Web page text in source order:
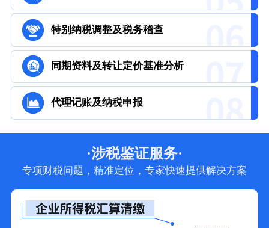
特别纳税调整及税务稽查
同期资料及转让定价基准分析
代理记账及纳税申报
·涉税鉴证服务·
专项财税问题，精准定位，专家快速提供解决方案